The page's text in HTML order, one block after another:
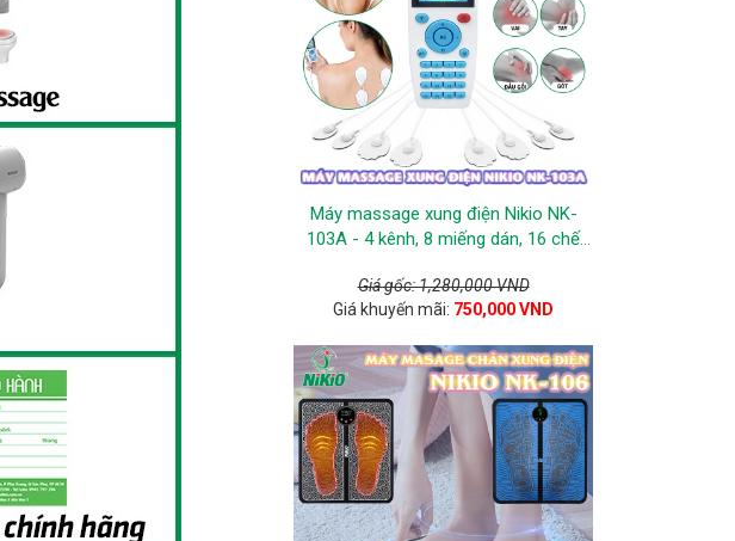
Máy massage xung điện Nikio NK-
103A - 4 kênh, 8 miếng dán, 16 chế
Giá gốc: 1,280,000 VND
Giá khuyến mãi: 750,000 VND